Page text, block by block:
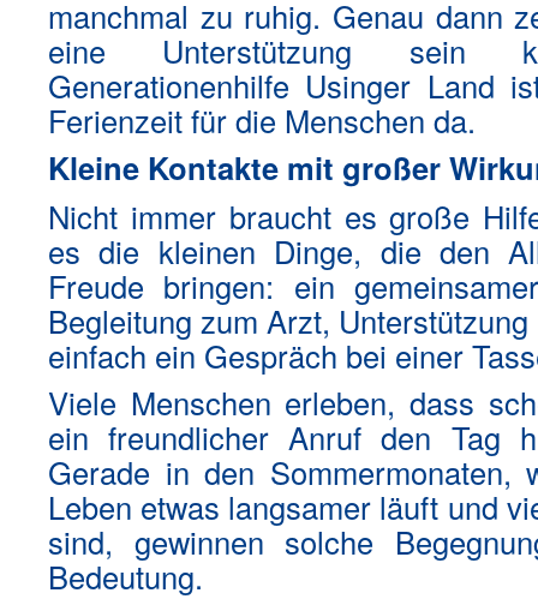
manchmal zu ruhig. Genau dann
eine Unterstützung sein
Generationenhilfe Usinger Land
Ferienzeit für die Menschen da.
Kleine Kontakte mit großer
Nicht immer braucht es große
es die kleinen Dinge, die den
Freude bringen: ein
Begleitung zum Arzt,
einfach ein Gespräch bei einer
Viele Menschen erleben, dass
ein freundlicher Anruf den Tag
Gerade in den Sommermonaten,
Leben etwas langsamer läuft und
sind, gewinnen solche
Bedeutung.